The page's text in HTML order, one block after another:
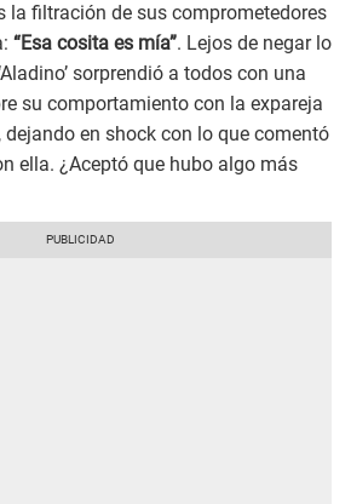
la filtración de sus comprometedores
“Esa cosita es mía”. Lejos de negar lo
sorprendió a todos con una
su comportamiento con la expareja
en shock con lo que comentó
ella. ¿Aceptó que hubo algo más